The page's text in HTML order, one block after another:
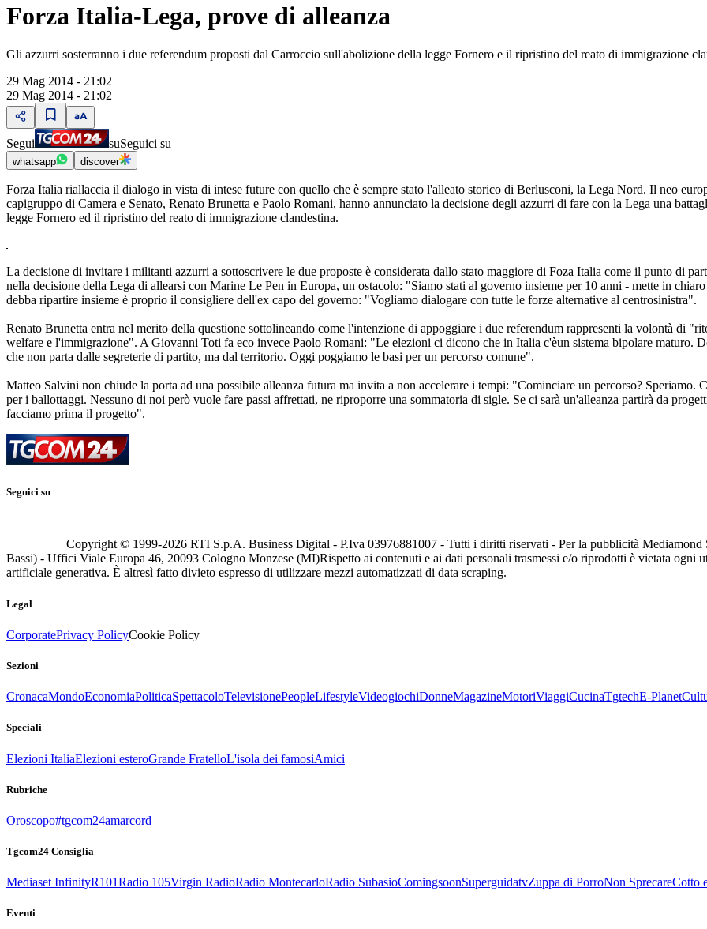
Forza Italia-Lega, prove di alleanza
Gli azzurri sosterranno i due referendum proposti dal Carroccio sull'abolizione della legge Fornero e il ripristino del reato di immigrazione
29 Mag 2014 - 21:02
29 Mag 2014 - 21:02
Segui suSeguici su
whatsapp discover
Forza Italia riallaccia il dialogo in vista di intese future con quello che è sempre stato l'alleato storico di Berlusconi, la Lega Nord. Il neo
capigruppo di Camera e Senato, Renato Brunetta e Paolo Romani, hanno annunciato la decisione degli azzurri di fare con la Lega una
legge Fornero ed il ripristino del reato di immigrazione clandestina.
La decisione di invitare i militanti azzurri a sottoscrivere le due proposte è considerata dallo stato maggiore di Foza Italia come il punto di
nella decisione della Lega di allearsi con Marine Le Pen in Europa, un ostacolo: "Siamo stati al governo insieme per 10 anni - mette in
debba ripartire insieme è proprio il consigliere dell'ex capo del governo: "Vogliamo dialogare con tutte le forze alternative al centrosinistra".
Renato Brunetta entra nel merito della questione sottolineando come l'intenzione di appoggiare i due referendum rappresenti la volontà di
welfare e l'immigrazione". A Giovanni Toti fa eco invece Paolo Romani: "Le elezioni ci dicono che in Italia c'èun sistema bipolare maturo.
che non parta dalle segreterie di partito, ma dal territorio. Oggi poggiamo le basi per un percorso comune".
Matteo Salvini non chiude la porta ad una possibile alleanza futura ma invita a non accelerare i tempi: "Cominciare un percorso? Speriamo.
per i ballottaggi. Nessuno di noi però vuole fare passi affrettati, ne riproporre una sommatoria di sigle. Se ci sarà un'alleanza partirà da
facciamo prima il progetto".
Seguici su
Copyright © 1999-2026 RTI S.p.A. Business Digital - P.Iva 03976881007 - Tutti i diritti riservati - Per la pubblicità
Bassi) - Uffici Viale Europa 46, 20093 Cologno Monzese (MI)Rispetto ai contenuti e ai dati personali trasmessi e/o riprodotti è vietata ogni
artificiale generativa. È altresì fatto divieto espresso di utilizzare mezzi automatizzati di data scraping.
Legal
CorporatePrivacy PolicyCookie Policy
Sezioni
CronacaMondoEconomiaPoliticaSpettacoloTelevisionePeopleLifestyleVideogiochiDonneMagazineMotoriViaggiCucinaTgtechE-Planet
Speciali
Elezioni ItaliaElezioni esteroGrande FratelloL'isola dei famosiAmici
Rubriche
Oroscopo#tgcom24amarcord
Tgcom24 Consiglia
Mediaset InfinityR101Radio 105Virgin RadioRadio MontecarloRadio SubasioComingsoonSuperguidatvZuppa di PorroNon SprecareCotto
Eventi